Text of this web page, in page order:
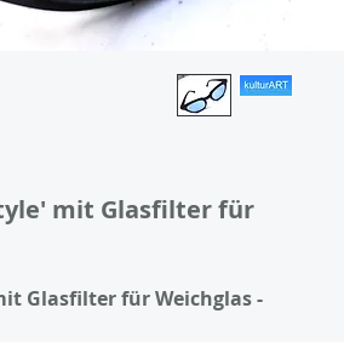
mit Glasfilter für
Glasfilter für Weichglas -